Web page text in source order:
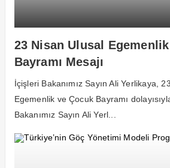
23 Nisan Ulusal
Bayramı Mesajı
İçişleri Bakanımız Sayın Ali Yerlikaya,
Egemenlik ve Çocuk Bayramı
Bakanımız Sayın Ali Yerl...